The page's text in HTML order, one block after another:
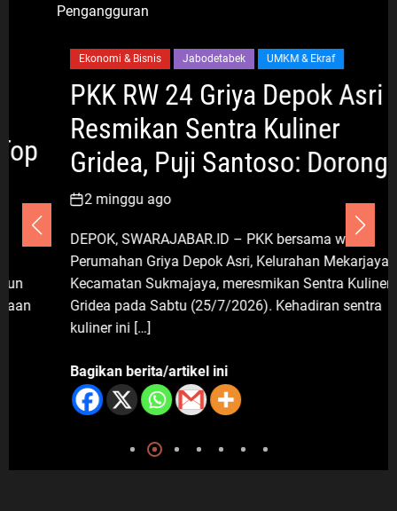
Darsum Apresiasi Kepedulian
Cellica Nurachadiana terhadap
Kabupaten Bekasi: Bukti
Pengabdian yang Nyata untuk
Masyarakat
6 Agustus 2026
Politik Dan Hukum Seputar Jabar
Imigrasi Depok Sasar Pelajar SMAN
2 Depok: Waspadai Jebakan Kerja
Luar Negeri, Poltekim Jadi Jalan
Ekonomi & Bisnis Jabodetabek UMKM & Ekraf
PKK RW 24 Griya Depok Asri
Resmikan Sentra Kuliner
Gridea, Puji Santoso: Dorong
Ekonomi dan Tekan
Pengangguran
2 minggu ago
DEPOK, SWARAJABAR.ID – PKK bersama warga
Perumahan Griya Depok Asri, Kelurahan Mekarjaya,
Kecamatan Sukmajaya, meresmikan Sentra Kuliner
Gridea pada Sabtu (25/7/2026). Kehadiran sentra
kuliner ini […]
Bagikan berita/artikel ini